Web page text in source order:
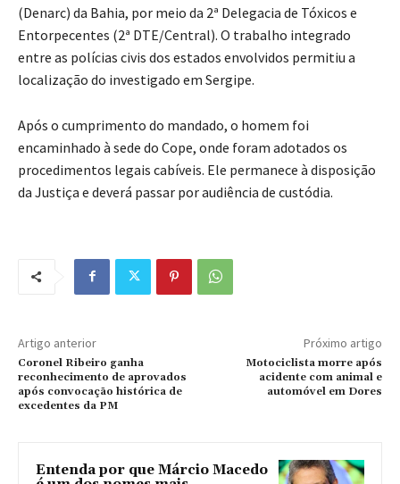
(Denarc) da Bahia, por meio da 2ª Delegacia de Tóxicos e
Entorpecentes (2ª DTE/Central). O trabalho integrado
entre as polícias civis dos estados envolvidos permitiu a
localização do investigado em Sergipe.
Após o cumprimento do mandado, o homem foi
encaminhado à sede do Cope, onde foram adotados os
procedimentos legais cabíveis. Ele permanece à disposição
da Justiça e deverá passar por audiência de custódia.
Artigo anterior
Coronel Ribeiro ganha
reconhecimento de aprovados
após convocação histórica de
excedentes da PM
Próximo artigo
Motociclista morre após
acidente com animal e
automóvel em Dores
Entenda por que Márcio Macedo